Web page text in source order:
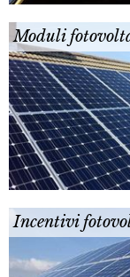
Moduli
Incentivi